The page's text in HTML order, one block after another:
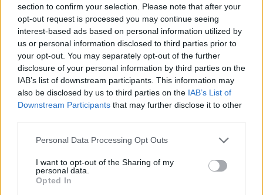
section to confirm your selection. Please note that after your
opt-out request is processed you may continue seeing
interest-based ads based on personal information utilized by
us or personal information disclosed to third parties prior to
your opt-out. You may separately opt-out of the further
disclosure of your personal information by third parties on the
IAB’s list of downstream participants. This information may
also be disclosed by us to third parties on the IAB’s List of
Downstream Participants that may further disclose it to other
Personal Data Processing Opt Outs
I want to opt-out of the Sharing of my
personal data.
Opted In
amelytől a konferencia résztvevői azt remélik,
illetve úgy tesznek, mintha azzal meg lehetne
változtatni a dolgok jelenlegi menetét.
Sustainable World 2026Szeptember 8-án jön az év egyik
legjelentősebb üzleti fenntarthatósági találkozója, a
Portfolio Sustainable World 2026. A szektorsemleges
konferencia a zöld gazdasággal kapcsolatos
díjátadónak is. Részletek a linken.Információ és jelentkezés